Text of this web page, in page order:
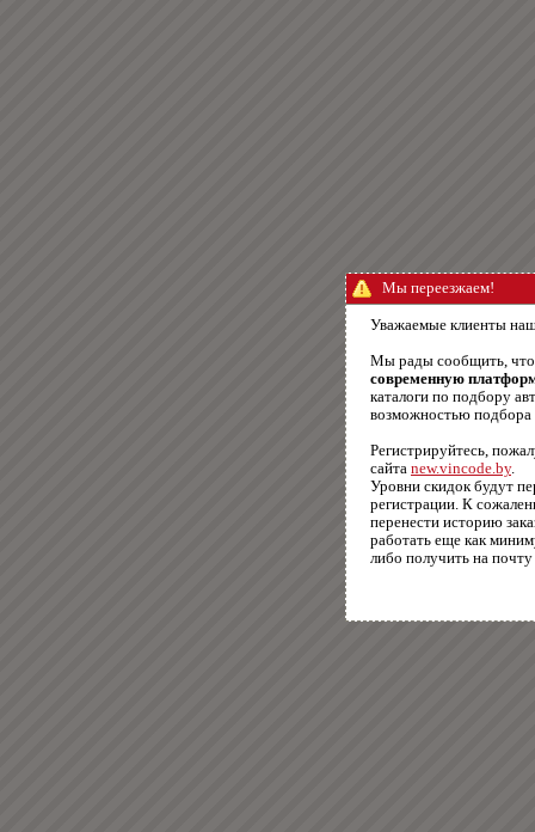
Мы переезжаем!
Уважаемые клиенты
Мы рады сообщить,
современную
каталоги по подбору
возможностью подбора
Регистрируйтесь,
сайта new.vincode.by.
Уровни скидок будут
регистрации. К
перенести историю
работать еще как
либо получить на